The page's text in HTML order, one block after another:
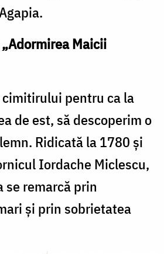
Maicii
pentru ca la
de est, să descoperim o
Ridicată la 1780 şi
Iordache Miclescu,
se remarcă prin
şi prin sobrietatea